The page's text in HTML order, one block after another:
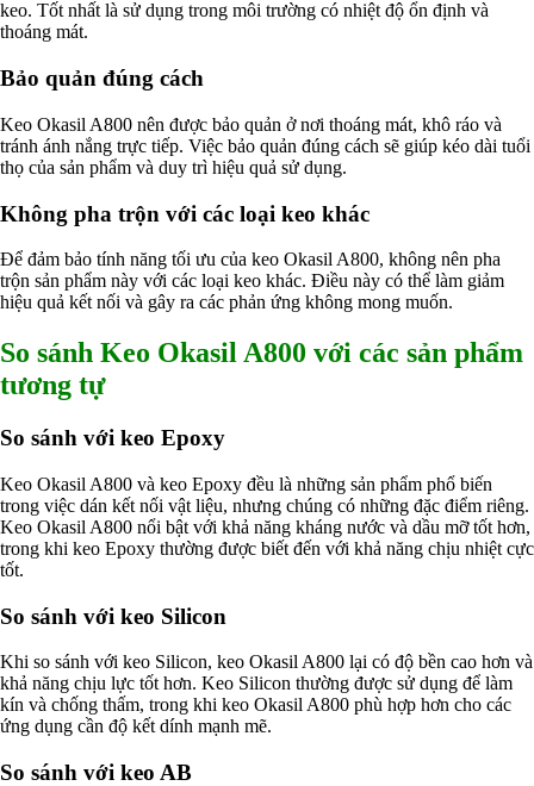
keo. Tốt nhất là sử dụng trong môi trường có nhiệt độ ổn định và
thoáng mát.
Bảo quản đúng cách
Keo Okasil A800 nên được bảo quản ở nơi thoáng mát, khô ráo và
tránh ánh nắng trực tiếp. Việc bảo quản đúng cách sẽ giúp kéo dài tuổi
thọ của sản phẩm và duy trì hiệu quả sử dụng.
Không pha trộn với các loại keo khác
Để đảm bảo tính năng tối ưu của keo Okasil A800, không nên pha
trộn sản phẩm này với các loại keo khác. Điều này có thể làm giảm
hiệu quả kết nối và gây ra các phản ứng không mong muốn.
So sánh Keo Okasil A800 với các sản phẩm
tương tự
So sánh với keo Epoxy
Keo Okasil A800 và keo Epoxy đều là những sản phẩm phổ biến
trong việc dán kết nối vật liệu, nhưng chúng có những đặc điểm riêng.
Keo Okasil A800 nổi bật với khả năng kháng nước và dầu mỡ tốt hơn,
trong khi keo Epoxy thường được biết đến với khả năng chịu nhiệt cực
tốt.
So sánh với keo Silicon
Khi so sánh với keo Silicon, keo Okasil A800 lại có độ bền cao hơn và
khả năng chịu lực tốt hơn. Keo Silicon thường được sử dụng để làm
kín và chống thấm, trong khi keo Okasil A800 phù hợp hơn cho các
ứng dụng cần độ kết dính mạnh mẽ.
So sánh với keo AB